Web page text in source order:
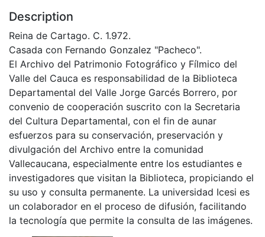
Description
Reina de Cartago. C. 1.972.
Casada con Fernando Gonzalez "Pacheco".
El Archivo del Patrimonio Fotográfico y Fílmico del
Valle del Cauca es responsabilidad de la Biblioteca
Departamental del Valle Jorge Garcés Borrero, por
convenio de cooperación suscrito con la Secretaria
del Cultura Departamental, con el fin de aunar
esfuerzos para su conservación, preservación y
divulgación del Archivo entre la comunidad
Vallecaucana, especialmente entre los estudiantes e
investigadores que visitan la Biblioteca, propiciando el
su uso y consulta permanente. La universidad Icesi es
un colaborador en el proceso de difusión, facilitando
la tecnología que permite la consulta de las imágenes.